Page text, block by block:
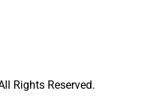
Rights Reserved.